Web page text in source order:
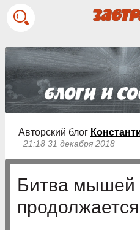
Авторский блог
21:18 31 декабря 2018
Битва мышей
продолжается